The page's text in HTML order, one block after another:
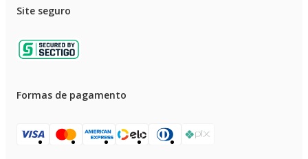
• Composição: plástico e metal.
Site seguro
Formas de pagamento